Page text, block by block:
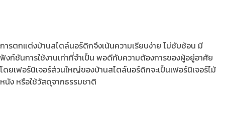
การตกแต่งบ้านสไตล์นอร์ดิกจึงเน้นความเรียบง่าย ไม่ซับซ้อน มี
ฟังก์ชันการใช้งานเท่าที่จำเป็น พอดีกับความต้องการของผู้อยู่อาศัย
โดยเฟอร์นิเจอร์ส่วนใหญ่ของบ้านสไตล์นอร์ดิกจะเป็นเฟอร์นิเจอร์ไม้
หนัง หรือใช้วัสดุจากธรรมชาติ